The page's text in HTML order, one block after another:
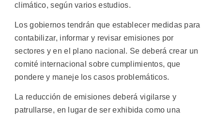
climático, según varios estudios.
Los gobiernos tendrán que establecer medidas para
contabilizar, informar y revisar emisiones por
sectores y en el plano nacional. Se deberá crear un
comité internacional sobre cumplimientos, que
pondere y maneje los casos problemáticos.
La reducción de emisiones deberá vigilarse y
patrullarse, en lugar de ser exhibida como una